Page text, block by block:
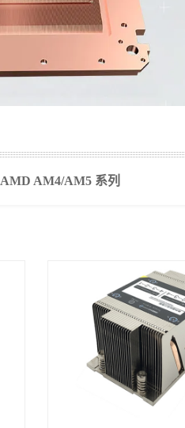
AMD AM4/AM5 系列